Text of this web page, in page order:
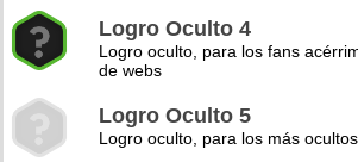
Logro Oculto 4
Logro oculto, para los fans
de webs
Logro Oculto 5
Logro oculto, para los más ocultos